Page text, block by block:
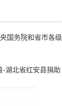
国务院和省市各级
湖北省红安县捐助